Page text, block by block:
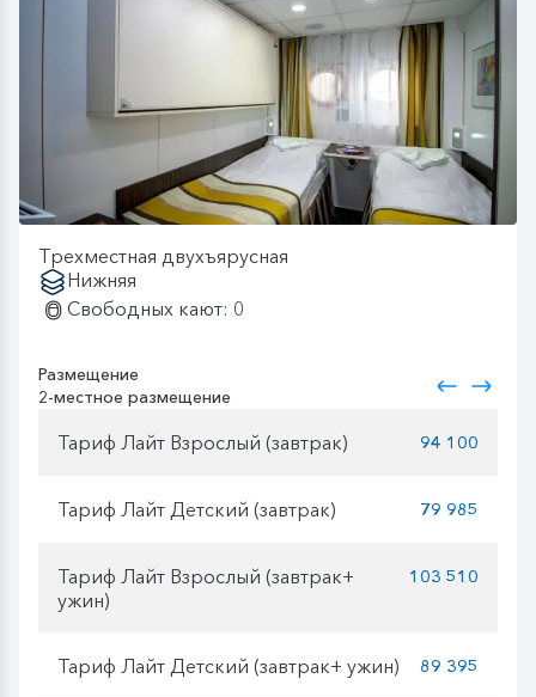
Трехместная двухъярусная
Нижняя
Свободных кают: 0
Размещение
2-местное размещение
Тариф Лайт Взрослый (завтрак) 94 100
Тариф Лайт Детский (завтрак) 79 985
Тариф Лайт Взрослый (завтрак+
ужин)
103 510
Тариф Лайт Детский (завтрак+ ужин) 89 395